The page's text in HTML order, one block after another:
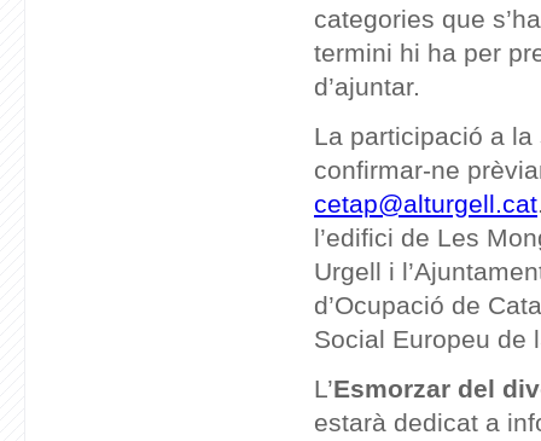
categories que
termini hi ha per
d’ajuntar.
La participació a
confirmar-ne
cetap@alturgell.cat
l’edifici de Les
Urgell i
d’Ocupació de
Social Europeu de
L’Esmorzar del
estarà dedicat a